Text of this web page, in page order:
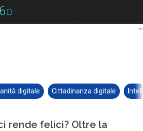
digitale Cittadinanza digitale
rende felici? Oltre la